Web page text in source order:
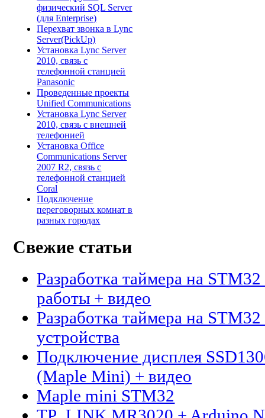
физический SQL Server
(для Enterprise)
Перехват звонка в Lync
Server(PickUp)
Установка Lync Server
2010, связь с
телефонной станцией
Panasonic
Проведенные проекты
Unified Communications
Установка Lync Server
2010, связь с внешней
телефонией
Установка Office
Communications Server
2007 R2, связь с
телефонной станцией
Coral
Подключение
переговорных комнат в
разных городах
Свежие статьи
Разработка таймера на
работы + видео
Разработка таймера на
устройства
Подключение дисплея
(Maple Mini) + видео
Maple mini STM32